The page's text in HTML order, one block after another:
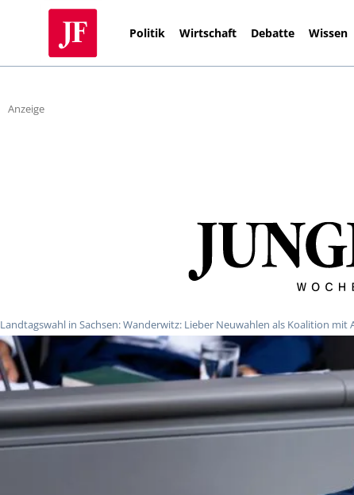
Politik Wirtschaft Debatte Wissen
Anzeige
Landtagswahl in Sachsen: Wanderwitz: Lieber Neuwahlen als Koalition mit